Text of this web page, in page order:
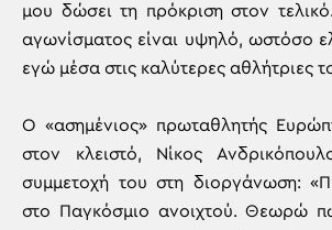
μου δώσει τη πρόκριση στον
αγωνίσματος είναι υψηλό, ωστόσο
εγώ μέσα στις καλύτερες αθλήτριες
Ο «ασημένιος» πρωταθλητής
στον κλειστό, Νίκος
συμμετοχή του στη διοργάνωση:
στο Παγκόσμιο ανοιχτού. Θεωρώ